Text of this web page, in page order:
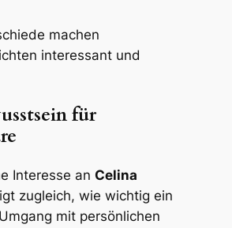
machen
interessant und
für
Interesse an Celina
zugleich, wie wichtig ein
mit persönlichen